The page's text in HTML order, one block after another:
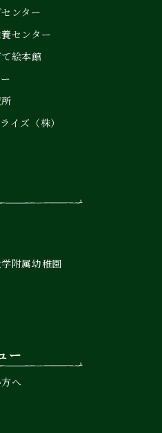
ンター
センター
絵本館
イズ（株）
附属幼稚園
ー
へ